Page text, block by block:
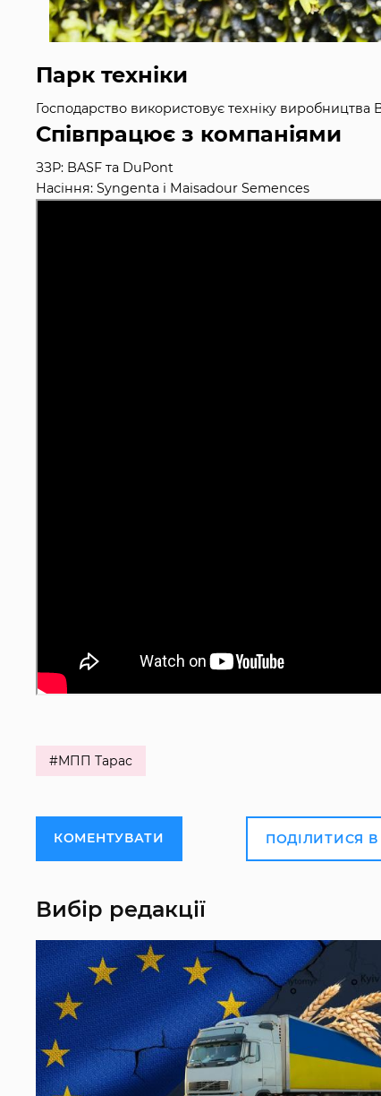
Парк техніки
Господарство використовує техніку виробництва
Співпрацює з компаніями
ЗЗР: BASF та DuPont
Насіння: Syngenta і Maisadour Semences
#МПП Тарас
КОМЕНТУВАТИ ПОДІЛИТИСЯ
Вибір редакції